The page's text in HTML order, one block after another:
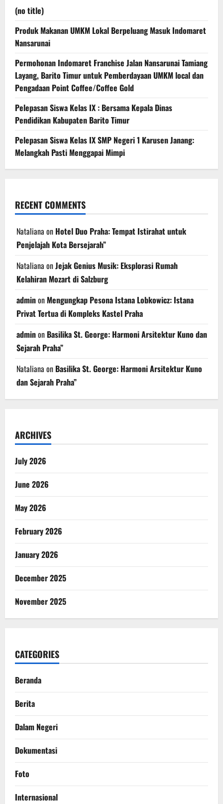
(no title)
Produk Makanan UMKM Lokal Berpeluang Masuk Indomaret
Nansarunai
Permohonan Indomaret Franchise Jalan Nansarunai Tamiang
Layang, Barito Timur untuk Pemberdayaan UMKM local dan
Pengadaan Point Coffee/Coffee Gold
Pelepasan Siswa Kelas IX : Bersama Kepala Dinas
Pendidikan Kabupaten Barito Timur
Pelepasan Siswa Kelas IX SMP Negeri 1 Karusen Janang:
Melangkah Pasti Menggapai Mimpi
RECENT COMMENTS
Nataliana on Hotel Duo Praha: Tempat Istirahat untuk
Penjelajah Kota Bersejarah”
Nataliana onJejak Genius Musik: Eksplorasi Rumah
Kelahiran Mozart di Salzburg
adminon Mengungkap Pesona Istana Lobkowicz: Istana
Privat Tertua di Kompleks Kastel Praha
adminon Basilika St. George: Harmoni Arsitektur Kuno dan
Sejarah Praha”
Nataliana on Basilika St. George: Harmoni Arsitektur Kuno
dan Sejarah Praha”
ARCHIVES
July 2026
June 2026
May 2026
February 2026
January 2026
December 2025
November 2025
CATEGORIES
Beranda
Berita
Dalam Negeri
Dokumentasi
Foto
Internasional